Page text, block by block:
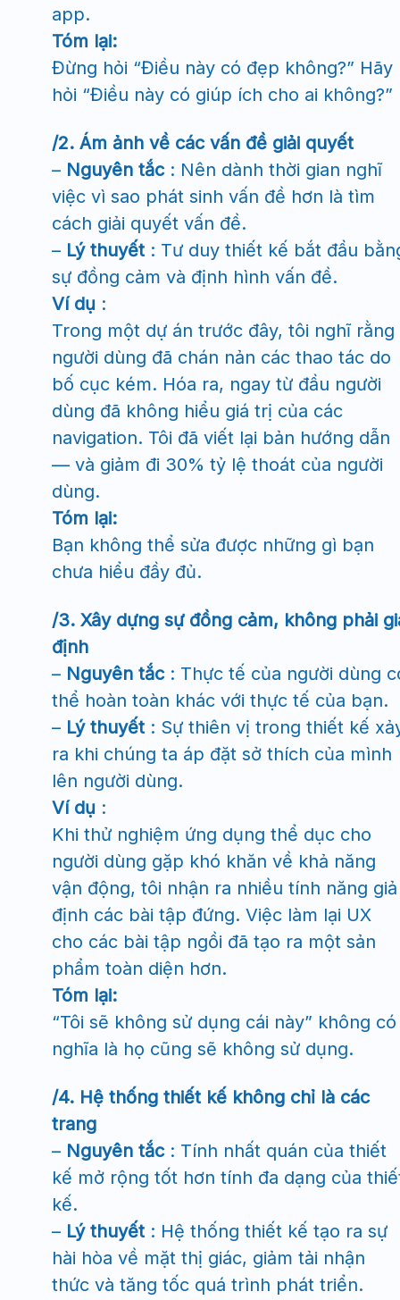
app.
Tóm lại:
Đừng hỏi “Điều này có đẹp không?” Hãy
hỏi “Điều này có giúp ích cho ai không?”
/2. Ám ảnh về các vấn đề giải quyết
– Nguyên tắc: Nên dành thời gian nghĩ
việc vì sao phát sinh vấn đề hơn là tìm
cách giải quyết vấn đề.
– Lý thuyết: Tư duy thiết kế bắt đầu
sự đồng cảm và định hình vấn đề.
Ví dụ :
Trong một dự án trước đây, tôi nghĩ rằng
người dùng đã chán nản các thao tác do
bố cục kém. Hóa ra, ngay từ đầu người
dùng đã không hiểu giá trị của các
navigation. Tôi đã viết lại bản hướng dẫn
— và giảm đi 30% tỷ lệ thoát của người
dùng.
Tóm lại:
Bạn không thể sửa được những gì bạn
chưa hiểu đầy đủ.
/3. Xây dựng sự đồng cảm, không phải
định
– Nguyên tắc: Thực tế của người dùng
thể hoàn toàn khác với thực tế của bạn.
– Lý thuyết: Sự thiên vị trong thiết kế
ra khi chúng ta áp đặt sở thích của mình
lên người dùng.
Ví dụ :
Khi thử nghiệm ứng dụng thể dục cho
người dùng gặp khó khăn về khả năng
vận động, tôi nhận ra nhiều tính năng giả
định các bài tập đứng. Việc làm lại UX
cho các bài tập ngồi đã tạo ra một sản
phẩm toàn diện hơn.
Tóm lại:
“Tôi sẽ không sử dụng cái này” không có
nghĩa là họ cũng sẽ không sử dụng.
/4. Hệ thống thiết kế không chỉ là các
trang
– Nguyên tắc: Tính nhất quán của thiết
kế mở rộng tốt hơn tính đa dạng của
kế.
– Lý thuyết: Hệ thống thiết kế tạo ra sự
hài hòa về mặt thị giác, giảm tải nhận
thức và tăng tốc quá trình phát triển.